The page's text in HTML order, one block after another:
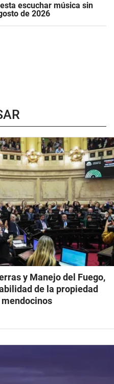
escuchar música sin
de 2026
y Manejo del Fuego,
de la propiedad